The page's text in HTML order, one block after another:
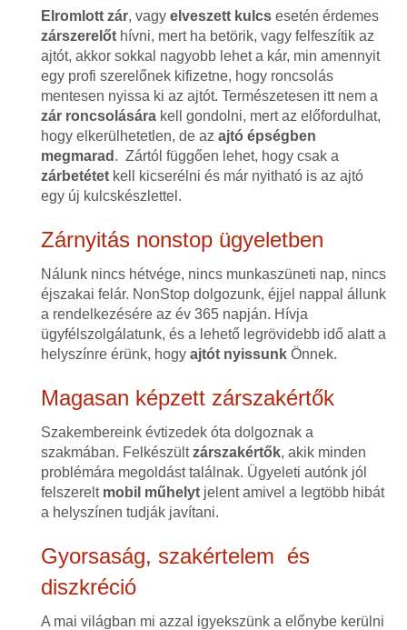
Elromlott zár, vagy elveszett kulcsesetén érdemes
zárszerelőthívni, mert ha betörik, vagy felfeszítik az
ajtót, akkor sokkal nagyobb lehet a kár, min amennyit
egy profi szerelőnek kifizetne, hogy roncsolás
mentesen nyissa ki az ajtót. Természetesen itt nem a
zár roncsolásárakell gondolni, mert az előfordulhat,
hogy elkerülhetetlen, de az ajtó épségben
megmarad . Zártól függően lehet, hogy csak a
zárbetétetkell kicserélni és már nyitható is az ajtó
egy új kulcskészlettel.
Zárnyitás nonstop ügyeletben
Nálunk nincs hétvége, nincs munkaszüneti nap, nincs
éjszakai felár. NonStop dolgozunk, éjjel nappal állunk
a rendelkezésére az év 365 napján. Hívja
ügyfélszolgálatunk, és a lehető legrövidebb idő alatt a
helyszínre érünk, hogy ajtót nyissunkÖnnek.
Magasan képzett zárszakértők
Szakembereink évtizedek óta dolgoznak a
szakmában. Felkészültzárszakértők, akik minden
problémára megoldást találnak. Ügyeleti autónk jól
felszerelt mobil műhelytjelent amivel a legtöbb hibát
a helyszínen tudják javítani.
Gyorsaság, szakértelem és
diszkréció
A mai világban mi azzal igyekszünk a előnybe kerülni